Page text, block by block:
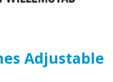
Adjustable